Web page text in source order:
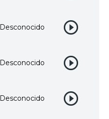
Desconocido
Desconocido
Desconocido